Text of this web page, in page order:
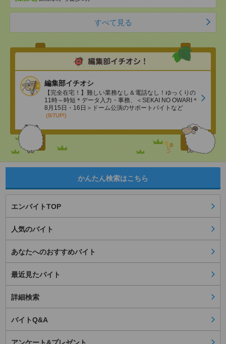
すべて見る
編集部イチオシ
【完全在宅！】難しい業務なし＆電話なし！ゆっくりの
11時～時短＊データ入力・事務、＜SEKAI NO OWARI＊
8月15日・16日＞ドーム公演のサポートバイトなど
(8/7UP!)
かんたん検索はこちら
エンバイトTOP
人気のバイト
あなたへのおすすめバイト
最近見たバイト
詳細検索
バイトQ&A